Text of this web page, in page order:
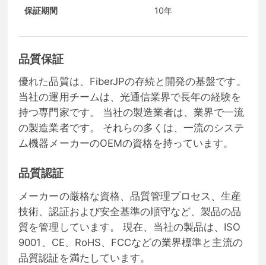
保証期間 10年
品質保証
優れた品質は、FiberJPの存続と開発の基盤です。
当社の運用チームは、光通信業界で長年の経験を
持つ専門家です。 当社の製造業者は、業界で一流
の製造業者です。 それらの多くは、一流のシステ
ム機器メーカーのOEMの資格を持っています。
品質認証
メーカーの厳格な資格、品質管理プロセス、生産
技術、認証および安全基準の順守など、製品の品
質を管理しています。 現在、当社の製品は、ISO
9001、CE、RoHS、FCCなどの業界標準と主流の
品質認証を満たしています。